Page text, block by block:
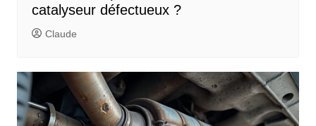
catalyseur défectueux ?
Claude